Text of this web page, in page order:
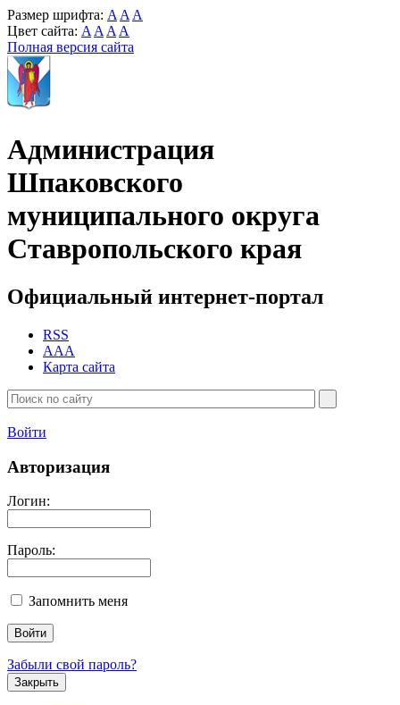
Размер шрифта: A A A
Цвет сайта: A A A A
Полная версия сайта
Администрация
Шпаковского
муниципального округа
Ставропольского края
Официальный интернет-портал
RSS
AAA
Карта сайта
Войти
Авторизация
Логин:
Пароль:
Запомнить меня
Забыли свой пароль?
Закрыть